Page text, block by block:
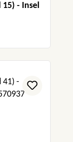
15) - Insel